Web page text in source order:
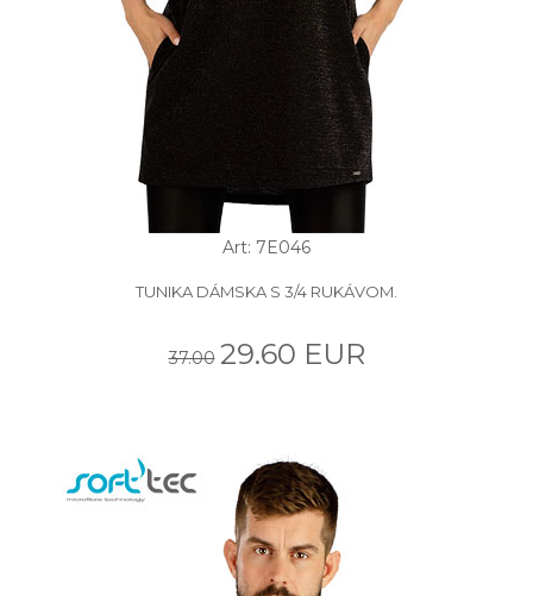
Art: 7E046
TUNIKA DÁMSKA S 3/4 RUKÁVOM.
37.00 29.60 EUR